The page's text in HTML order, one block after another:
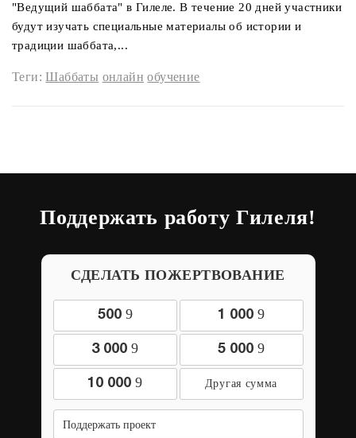
"Ведущий шаббата" в Гилеле. В течение 20 дней участники
будут изучать специальные материалы об истории и
традиции шаббата,...
Теги:Шаббаты онлайн обучение
Поддержать работу Гилеля!
СДЕЛАТЬ ПОЖЕРТВОВАНИЕ
500 9 1 000 9
3 000 9 5 000 9
10 000 9
Поддержать проект